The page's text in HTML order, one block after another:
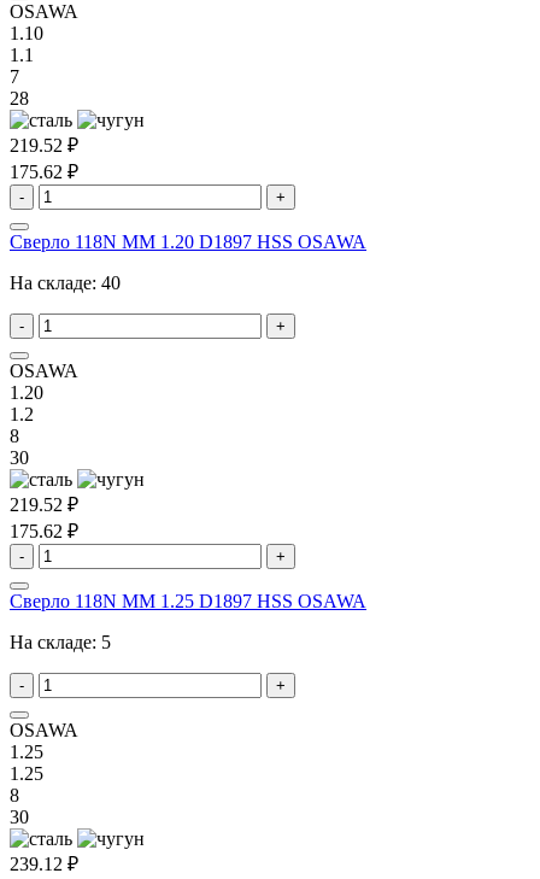
OSAWA
1.10
1.1
7
28
219.52 ₽
175.62 ₽
- +
Сверло 118N MM 1.20 D1897 HSS OSAWA
На складе: 40
- +
OSAWA
1.20
1.2
8
30
219.52 ₽
175.62 ₽
- +
Сверло 118N MM 1.25 D1897 HSS OSAWA
На складе: 5
- +
OSAWA
1.25
1.25
8
30
239.12 ₽